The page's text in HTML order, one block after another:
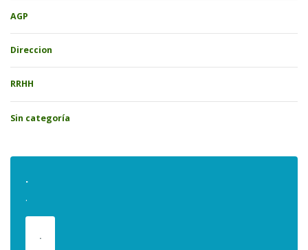
AGP
Direccion
RRHH
Sin categoría
.
.
.